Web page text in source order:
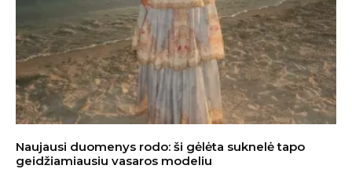
Naujausi duomenys rodo: ši gėlėta suknelė tapo
geidžiamiausiu vasaros modeliu